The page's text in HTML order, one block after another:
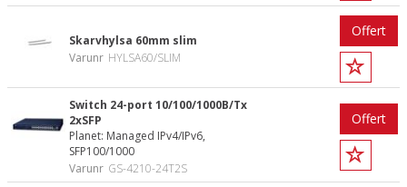
Skarvhylsa 60mm slim
Varunr HYLSA60/SLIM
Offert
Switch 24-port 10/100/1000B/Tx
2xSFP
Planet: Managed IPv4/IPv6,
SFP100/1000
Varunr GS-4210-24T2S
Offert